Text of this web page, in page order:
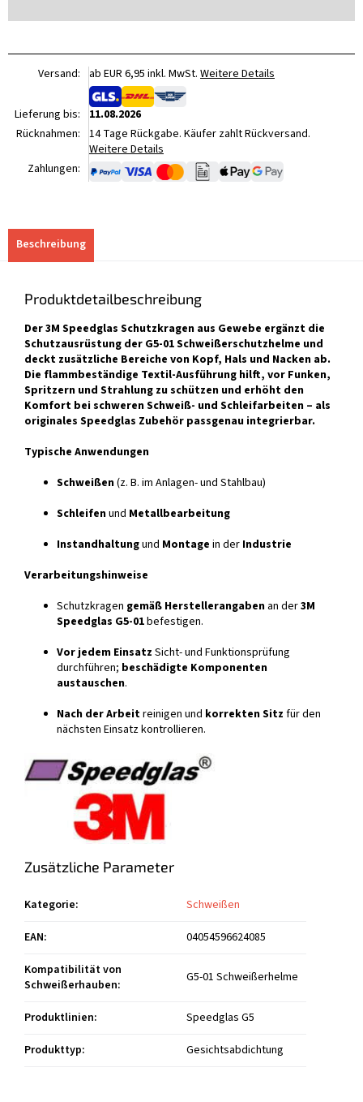
Versand: ab EUR 6,95 inkl. MwSt. Weitere Details
Lieferung bis:
11.08.2026
Rücknahmen: 14 Tage Rückgabe. Käufer zahlt Rückversand.
Weitere Details
Zahlungen:
Beschreibung
Produktdetailbeschreibung
Der 3M Speedglas Schutzkragen aus Gewebe ergänzt die
Schutzausrüstung der G5-01 Schweißerschutzhelme und
deckt zusätzliche Bereiche von Kopf, Hals und Nacken ab.
Die flammbeständige Textil-Ausführung hilft, vor Funken,
Spritzern und Strahlung zu schützen und erhöht den
Komfort bei schweren Schweiß- und Schleifarbeiten – als
originales Speedglas Zubehör passgenau integrierbar.
Typische Anwendungen
Schweißen(z. B. im Anlagen- und Stahlbau)
Schleifenund Metallbearbeitung
Instandhaltungund Montage in der Industrie
Verarbeitungshinweise
Schutzkragen gemäß Herstellerangaben an der3M
Speedglas G5-01befestigen.
Vor jedem Einsatz Sicht- und Funktionsprüfung
durchführen; beschädigte Komponenten
austauschen.
Nach der Arbeitreinigen und korrekten Sitz für den
nächsten Einsatz kontrollieren.
Zusätzliche Parameter
Kategorie:
Schweißen
EAN:
04054596624085
Kompatibilität von
Schweißerhauben: G5-01 Schweißerhelme
Produktlinien:
Speedglas G5
Produkttyp: Gesichtsabdichtung